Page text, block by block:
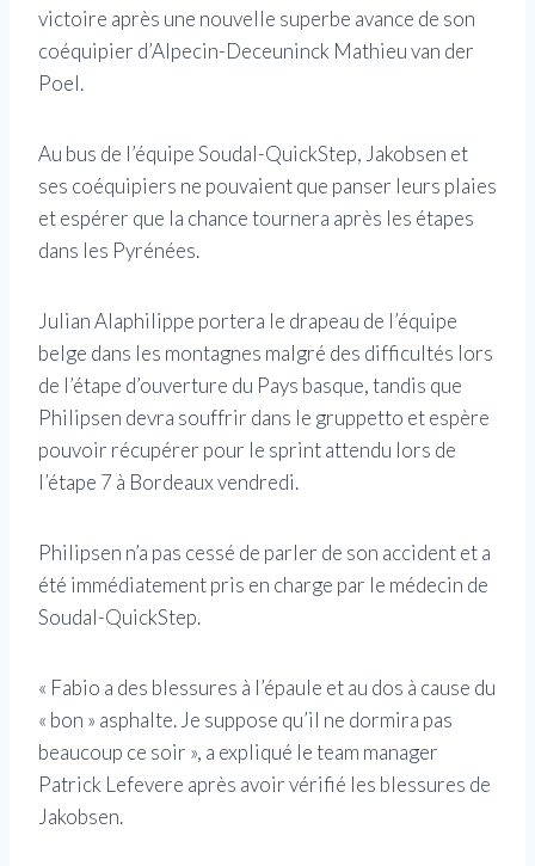
victoire après une nouvelle superbe avance de son
coéquipier d’Alpecin-Deceuninck Mathieu van der
Poel.
Au bus de l’équipe Soudal-QuickStep, Jakobsen et
ses coéquipiers ne pouvaient que panser leurs plaies
et espérer que la chance tournera après les étapes
dans les Pyrénées.
Julian Alaphilippe portera le drapeau de l’équipe
belge dans les montagnes malgré des difficultés lors
de l’étape d’ouverture du Pays basque, tandis que
Philipsen devra souffrir dans le gruppetto et espère
pouvoir récupérer pour le sprint attendu lors de
l’étape 7 à Bordeaux vendredi.
Philipsen n’a pas cessé de parler de son accident et a
été immédiatement pris en charge par le médecin de
Soudal-QuickStep.
« Fabio a des blessures à l’épaule et au dos à cause du
« bon » asphalte. Je suppose qu’il ne dormira pas
beaucoup ce soir », a expliqué le team manager
Patrick Lefevere après avoir vérifié les blessures de
Jakobsen.